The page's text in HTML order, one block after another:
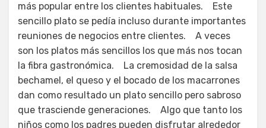
más popular entre los clientes habituales. Este
sencillo plato se pedía incluso durante importantes
reuniones de negocios entre clientes. A veces
son los platos más sencillos los que más nos tocan
la fibra gastronómica. La cremosidad de la salsa
bechamel, el queso y el bocado de los macarrones
dan como resultado un plato sencillo pero sabroso
que trasciende generaciones. Algo que tanto los
niños como los padres pueden disfrutar alrededor